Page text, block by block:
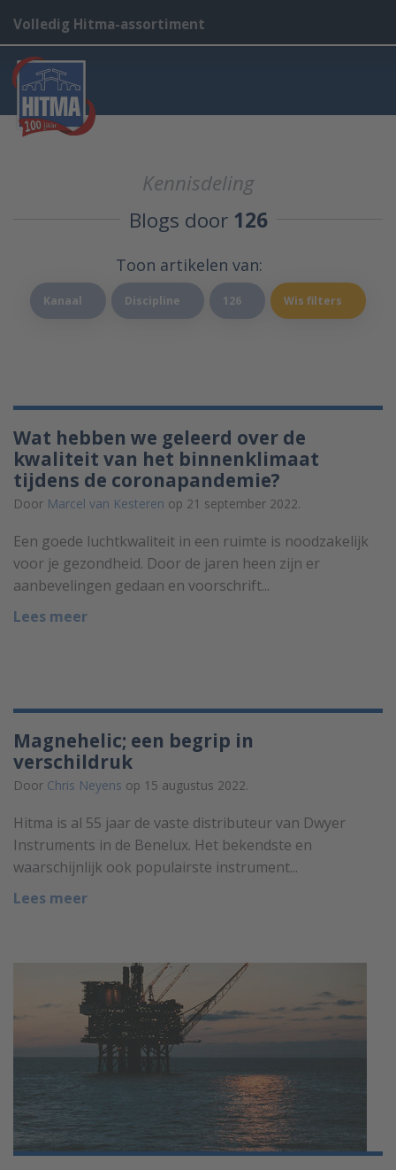
Volledig Hitma-assortiment
Kennisdeling
Blogs door 126
Toon artikelen van:
Kanaal Discipline 126 Wis filters
Wat hebben we geleerd over de
kwaliteit van het binnenklimaat
tijdens de coronapandemie?
Door Marcel van Kesteren op 21 september 2022.
Een goede luchtkwaliteit in een ruimte is noodzakelijk
voor je gezondheid. Door de jaren heen zijn er
aanbevelingen gedaan en voorschrift...
Lees meer
Magnehelic; een begrip in
verschildruk
Door Chris Neyens op 15 augustus 2022.
Hitma is al 55 jaar de vaste distributeur van Dwyer
Instruments in de Benelux. Het bekendste en
waarschijnlijk ook populairste instrument...
Lees meer